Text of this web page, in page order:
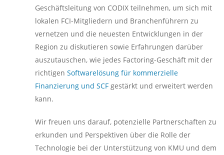
Geschäftsleitung von CODIX teilnehmen, um sich mit
lokalen FCI-Mitgliedern und Branchenführern zu
vernetzen und die neuesten Entwicklungen in der
Region zu diskutieren sowie Erfahrungen darüber
auszutauschen, wie jedes Factoring-Geschäft mit der
richtigen Softwarelösung für kommerzielle
Finanzierung und SCF gestärkt und erweitert werden
kann.
Wir freuen uns darauf, potenzielle Partnerschaften zu
erkunden und Perspektiven über die Rolle der
Technologie bei der Unterstützung von KMU und dem